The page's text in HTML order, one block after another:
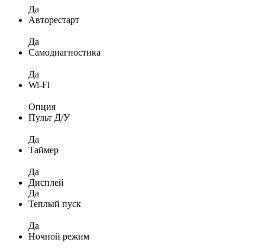
Да
Авторестарт
Да
Самодиагностика
Да
Wi-Fi
Опция
Пульт Д/У
Да
Таймер
Да
Дисплей
Да
Теплый пуск
Да
Ночной режим